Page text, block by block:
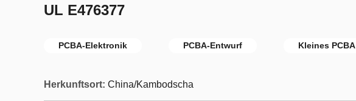
UL E476377
PCBA-Elektronik PCBA-Entwurf Kleines PCBA
Herkunftsort: China/Kambodscha